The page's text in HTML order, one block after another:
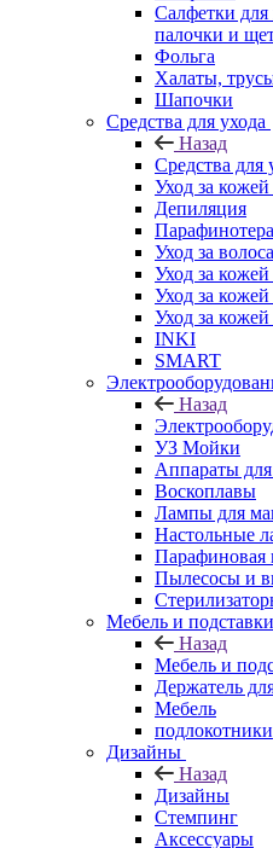
Салфетки
палочки и
Фольга
Халаты,
Шапочки
Средства для ухода
Назад
Средства для
Уход за кожей
Депиляция
Уход за
Уход за
Уход за
Уход за
INKI
SMART
Назад
УЗ Мойки
Аппараты
Воскоплавы
Лампы для
Настольные
Парафиновая
Пылесосы и
Мебель и
Назад
Мебель и
Держатель
Мебель
подлокотники
Дизайны
Назад
Дизайны
Стемпинг
Аксессуары